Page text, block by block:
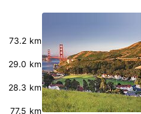
73.2 km
29.0 km
28.3 km
77.5 km